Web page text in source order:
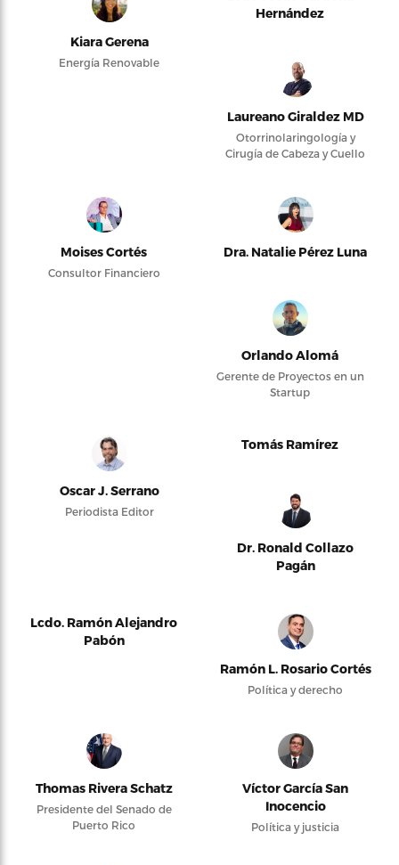
Kiara Gerena
Energía Renovable
Hernández
Laureano Giraldez MD
Otorrinolaringología y
Cirugía de Cabeza y Cuello
Moises Cortés
Consultor Financiero
Dra. Natalie Pérez Luna
Orlando Alomá
Gerente de Proyectos en un
Startup
Oscar J. Serrano
Periodista Editor
Tomás Ramírez
Dr. Ronald Collazo
Pagán
Lcdo. Ramón Alejandro
Pabón
Ramón L. Rosario Cortés
Política y derecho
Thomas Rivera Schatz
Presidente del Senado de
Puerto Rico
Víctor García San
Inocencio
Política y justicia